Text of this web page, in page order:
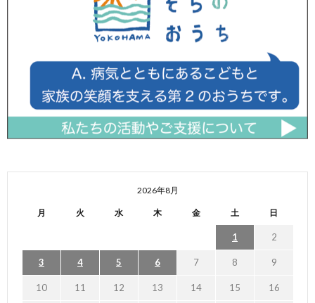
2026年8月
月 火 水 木 金 土 日
1 2
3 4 5 6 7 8 9
10 11 12 13 14 15 16